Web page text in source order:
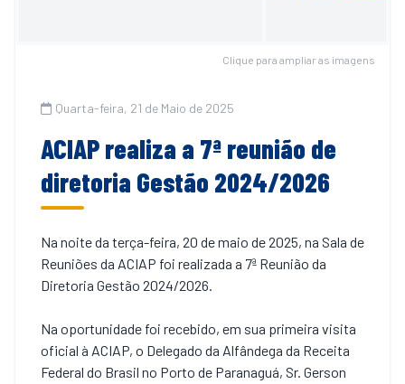
Clique para ampliar as imagens
Quarta-feira, 21 de Maio de 2025
ACIAP realiza a 7ª reunião de
diretoria Gestão 2024/2026
Na noite da terça-feira, 20 de maio de 2025, na Sala de
Reuniões da ACIAP foi realizada a 7ª Reunião da
Diretoria Gestão 2024/2026.
Na oportunidade foi recebido, em sua primeira visita
oficial à ACIAP, o Delegado da Alfândega da Receita
Federal do Brasil no Porto de Paranaguá, Sr. Gerson